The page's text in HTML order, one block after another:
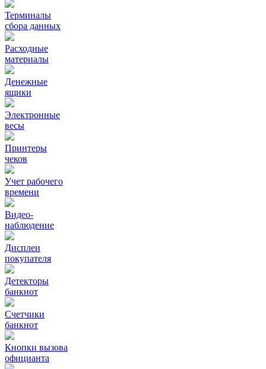
Терминалы
сбора данных
Расходные
материалы
Денежные
ящики
Электронные
весы
Принтеры
чеков
Учет рабочего
времени
Видео‑
наблюдение
Дисплеи
покупателя
Детекторы
банкнот
Счетчики
банкнот
Кнопки вызова
официанта